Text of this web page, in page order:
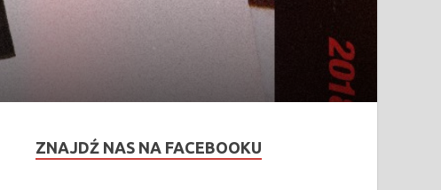
ZNAJDŹ NAS NA FACEBOOKU